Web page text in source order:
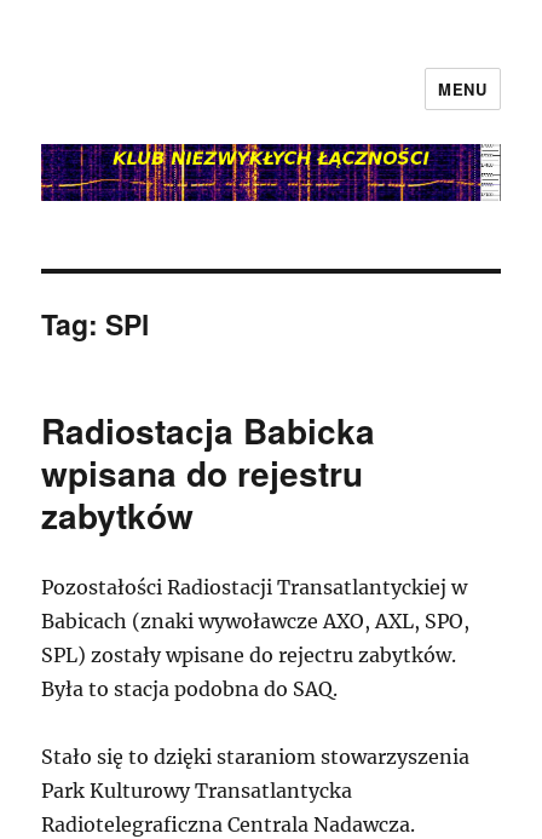
MENU
Tag:SPl
Radiostacja Babicka
wpisana do rejestru
zabytków
Pozostałości Radiostacji Transatlantyckiej w
Babicach (znaki wywoławcze AXO, AXL, SPO,
SPL) zostały wpisane do rejectru zabytków.
Była to stacja podobna do SAQ.
Stało się to dzięki staraniom stowarzyszenia
Park Kulturowy Transatlantycka
Radiotelegraficzna Centrala Nadawcza.